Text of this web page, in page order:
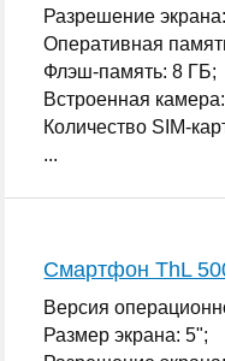
Разрешение
Оперативная
Флэш-память: 8 ГБ;
Встроенная
Количество SIM-
...
Смартфон ThL
Версия
Размер экрана: 5";